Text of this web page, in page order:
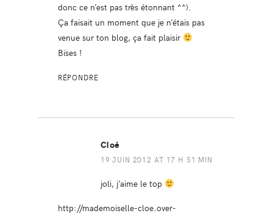
donc ce n’est pas très étonnant ^^).
Ça faisait un moment que je n’étais pas
venue sur ton blog, ça fait plaisir
Bises !
RÉPONDRE
Cloé
19 JUIN 2012 AT 17 H 51 MIN
joli, j’aime le top
http://mademoiselle-cloe.over-